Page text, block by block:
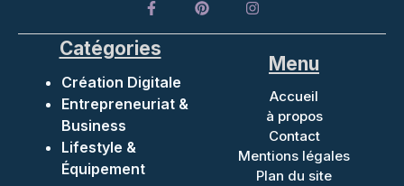
Catégories
Création Digitale
Entrepreneuriat &
Business
Lifestyle &
Équipement
Menu
Accueil
à propos
Contact
Mentions légales
Plan du site